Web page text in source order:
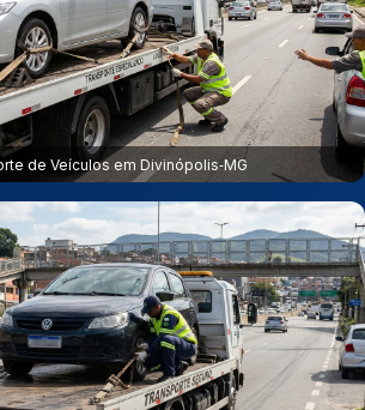
de Veículos em Divinópolis‑MG